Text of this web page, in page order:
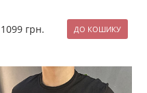
1099 грн.